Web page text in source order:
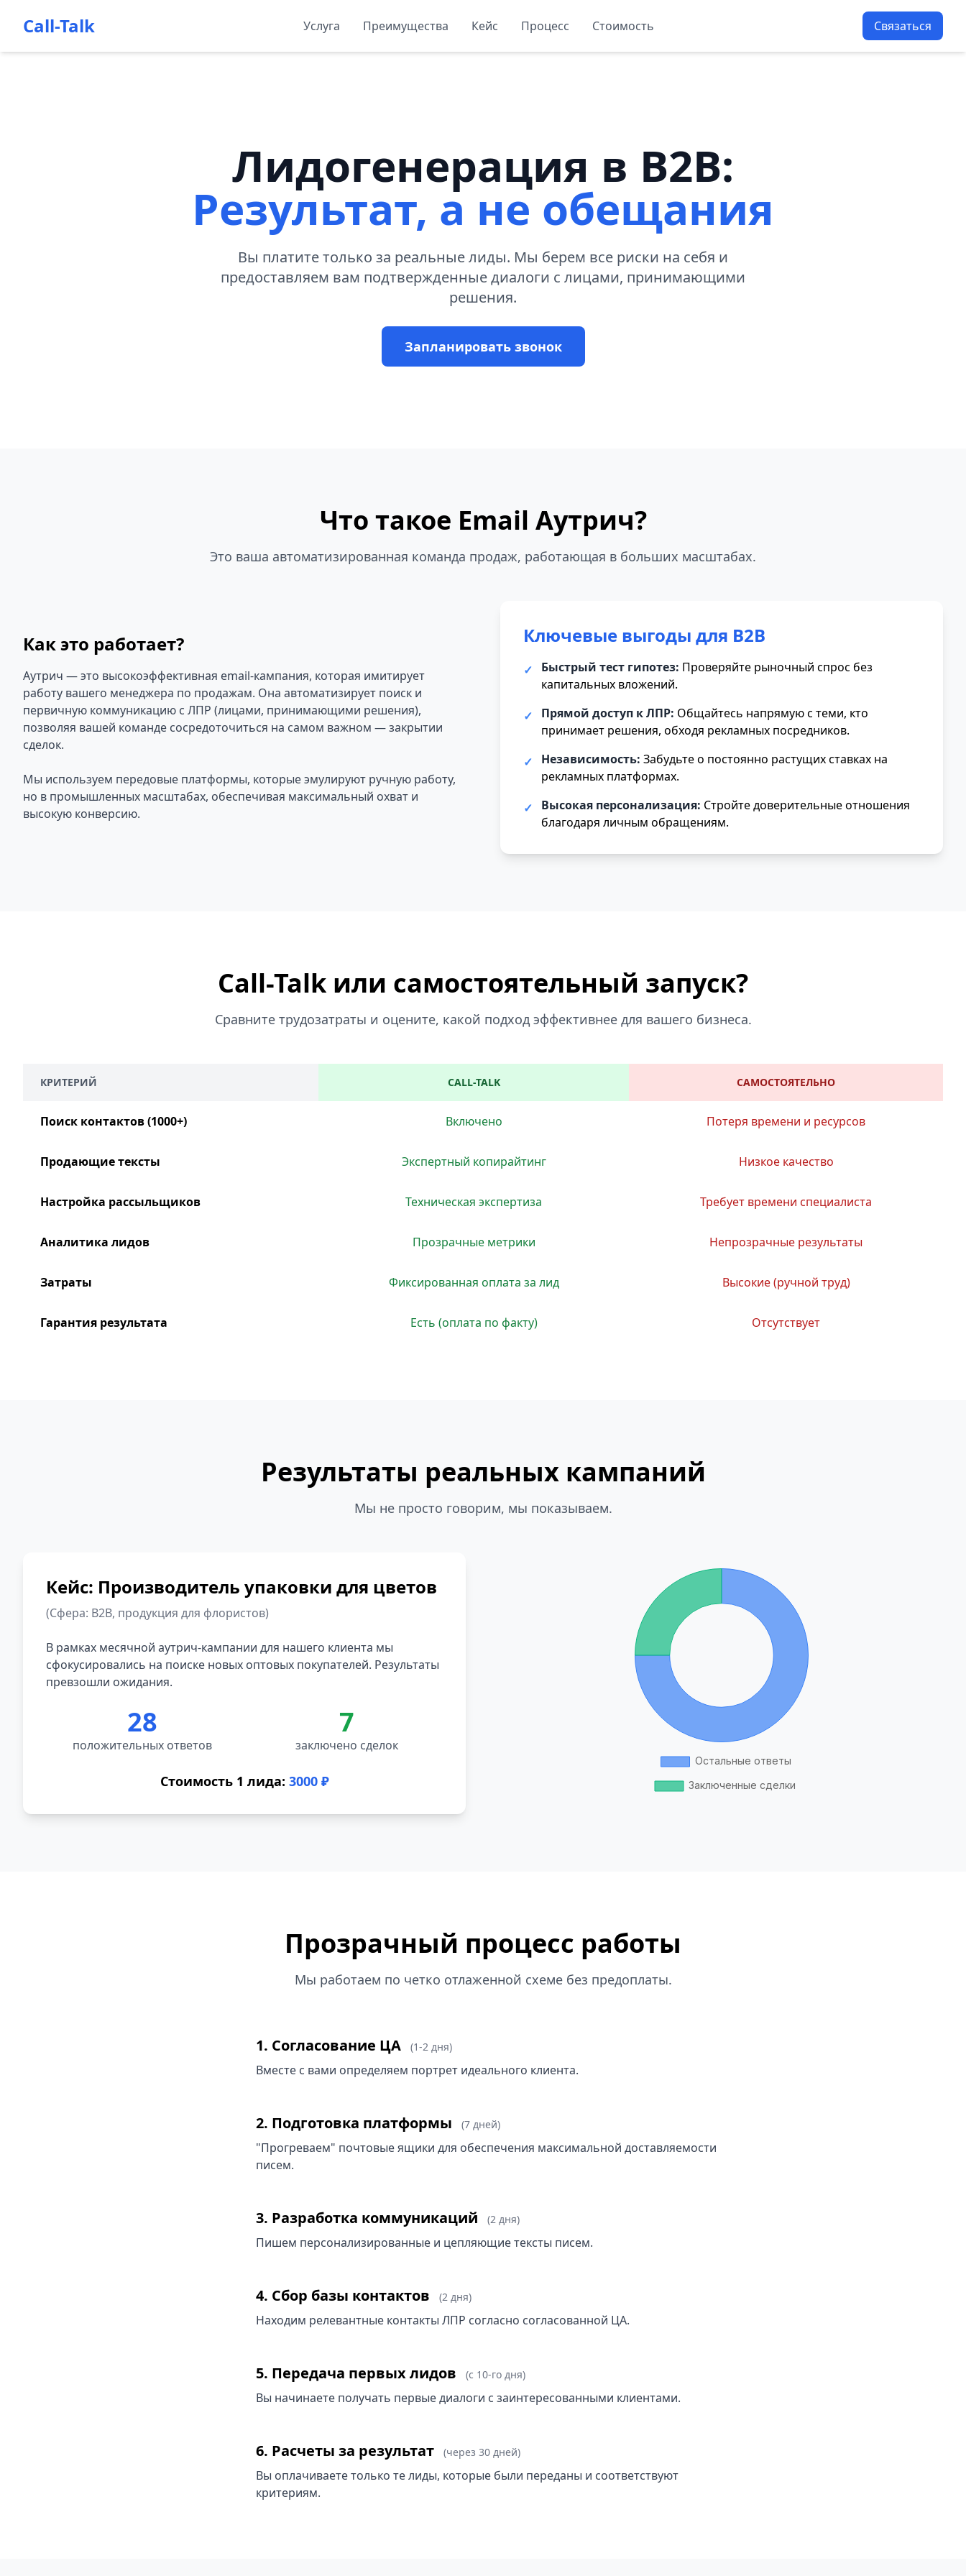
Call-Talk Услуга Преимущества Кейс Процесс Стоимость Связаться
Лидогенерация в B2B:
Результат, а не обещания
Вы платите только за реальные лиды. Мы берем все риски на себя и
предоставляем вам подтвержденные диалоги с лицами, принимающими
решения.
Запланировать звонок
Что такое Email Аутрич?
Это ваша автоматизированная команда продаж, работающая в больших масштабах.
Как это работает?
Аутрич — это высокоэффективная email-кампания, которая имитирует
работу вашего менеджера по продажам. Она автоматизирует поиск и
первичную коммуникацию с ЛПР (лицами, принимающими решения),
позволяя вашей команде сосредоточиться на самом важном — закрытии
сделок.
Мы используем передовые платформы, которые эмулируют ручную работу,
но в промышленных масштабах, обеспечивая максимальный охват и
высокую конверсию.
Ключевые выгоды для B2B
✓ Быстрый тест гипотез: Проверяйте рыночный спрос без
капитальных вложений.
✓
Прямой доступ к ЛПР: Общайтесь напрямую с теми, кто
принимает решения, обходя рекламных посредников.
✓
Независимость: Забудьте о постоянно растущих ставках на
рекламных платформах.
✓
Высокая персонализация: Стройте доверительные отношения
благодаря личным обращениям.
Call-Talk или самостоятельный запуск?
Сравните трудозатраты и оцените, какой подход эффективнее для вашего бизнеса.
КРИТЕРИЙ CALL-TALK САМОСТОЯТЕЛЬНО
Поиск контактов (1000+) Включено Потеря времени и ресурсов
Продающие тексты Экспертный копирайтинг Низкое качество
Настройка рассыльщиков Техническая экспертиза Требует времени специалиста
Аналитика лидов Прозрачные метрики Непрозрачные результаты
Затраты Фиксированная оплата за лид Высокие (ручной труд)
Гарантия результата Есть (оплата по факту) Отсутствует
Результаты реальных кампаний
Мы не просто говорим, мы показываем.
Кейс: Производитель упаковки для цветов
(Сфера: B2B, продукция для флористов)
В рамках месячной аутрич-кампании для нашего клиента мы
сфокусировались на поиске новых оптовых покупателей. Результаты
превзошли ожидания.
28
положительных ответов
7
заключено сделок
Стоимость 1 лида: 3000 ₽
Прозрачный процесс работы
Мы работаем по четко отлаженной схеме без предоплаты.
1. Согласование ЦА (1-2 дня)
Вместе с вами определяем портрет идеального клиента.
2. Подготовка платформы (7 дней)
"Прогреваем" почтовые ящики для обеспечения максимальной доставляемости
писем.
3. Разработка коммуникаций (2 дня)
Пишем персонализированные и цепляющие тексты писем.
4. Сбор базы контактов (2 дня)
Находим релевантные контакты ЛПР согласно согласованной ЦА.
5. Передача первых лидов (с 10-го дня)
Вы начинаете получать первые диалоги с заинтересованными клиентами.
6. Расчеты за результат (через 30 дней)
Вы оплачиваете только те лиды, которые были переданы и соответствуют
критериям.